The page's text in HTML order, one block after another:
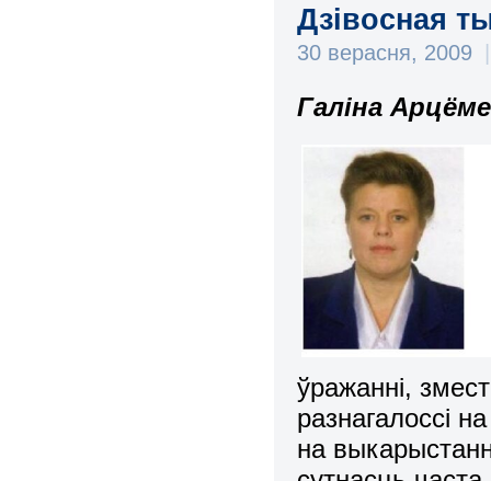
Дзівосная
30 верасня, 2009
Галіна
ўражанні,
разнагалоссі
на